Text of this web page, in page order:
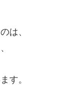
は、
す。